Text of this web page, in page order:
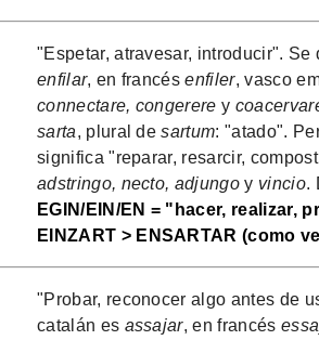
"Espetar, atravesar, introducir".
enfilar, en francésenfiler, vasco
connectare, congerere y
sarta, plural desartum: "atado".
significa "reparar, resarcir,
adstringo, necto, adjungo y vincio.
EGIN/EIN/EN = "hacer, realizar,
EINZART > ENSARTAR (como
"Probar, reconocer algo antes de
catalán es assajar, en francés